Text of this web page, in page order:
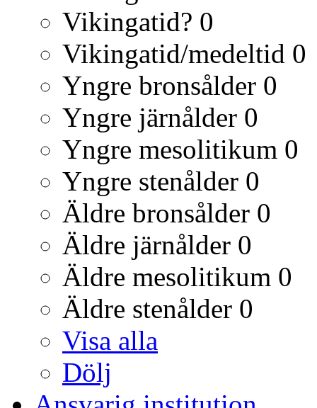
Vikingatid? 0
Vikingatid/medeltid 0
Yngre bronsålder 0
Yngre järnålder 0
Yngre mesolitikum 0
Yngre stenålder 0
Äldre bronsålder 0
Äldre järnålder 0
Äldre mesolitikum 0
Äldre stenålder 0
Visa alla
Dölj